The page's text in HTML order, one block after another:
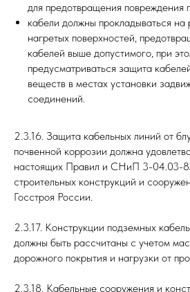
для предотвращения повреждения
кабели должны прокладываться на
нагретых поверхностей,
кабелей выше допустимого, при
предусматриваться защита
веществ в местах установки
соединений.
2.3.16. Защита кабельных линий от
почвенной коррозии должна
настоящих Правил и СНиП 3-04.03-
строительных конструкций и
Госстроя России.
2.3.17. Конструкции подземных
должны быть рассчитаны с учетом
дорожного покрытия и нагрузки от
2.3.18. Кабельные сооружения и